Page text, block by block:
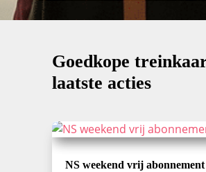
Goedkope
laatste acties
NS weekend vrij abonnement